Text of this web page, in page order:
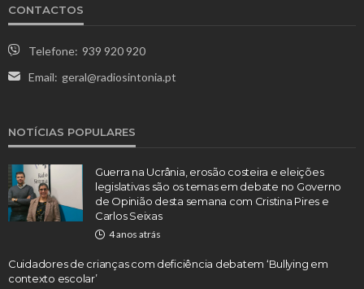
CONTACTOS
Telefone: 939 920 920
Email: geral@radiosintonia.pt
NOTÍCIAS POPULARES
Guerra na Ucrânia, erosão costeira e eleições
legislativas são os temas em debate no Governo
de Opinião desta semana com Cristina Pires e
Carlos Seixas
4 anos atrás
Cuidadores de crianças com deficiência debatem ‘Bullying em
contexto escolar’